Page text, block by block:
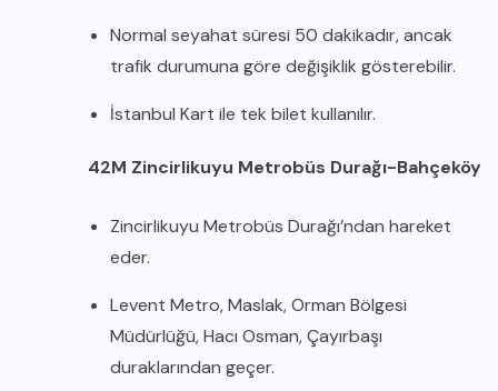
Normal seyahat süresi 50 dakikadır, ancak
trafik durumuna göre değişiklik gösterebilir.
İstanbul Kart ile tek bilet kullanılır.
42M Zincirlikuyu Metrobüs Durağı-Bahçeköy
Zincirlikuyu Metrobüs Durağı’ndan hareket
eder.
Levent Metro, Maslak, Orman Bölgesi
Müdürlüğü, Hacı Osman, Çayırbaşı
duraklarından geçer.